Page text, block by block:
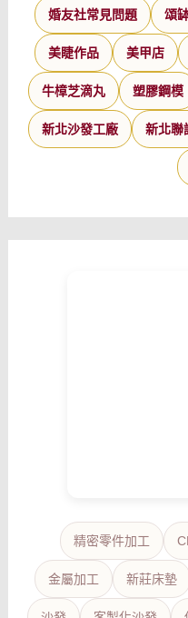
婚友社常見問題 頌
美睫作品 美甲店
牛樟芝滴丸 塑膠鋼模
新北沙發工廠 新北聯
精密零件加工
金屬加工 新莊床墊